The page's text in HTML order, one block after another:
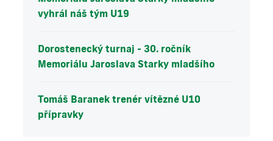
vyhrál náš tým U19
Dorostenecký turnaj - 30. ročník
Memoriálu Jaroslava Starky mladšího
Tomáš Baranek trenér vítězné U10
přípravky